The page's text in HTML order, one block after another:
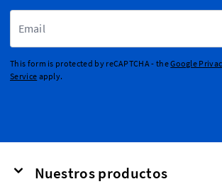
This form is protected by reCAPTCHA - theGoogle
Service apply.
Nuestros productos